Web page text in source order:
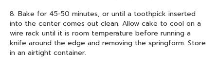
8. Bake for 45-50 minutes, or until a toothpick inserted
into the center comes out clean. Allow cake to cool on a
wire rack until it is room temperature before running a
knife around the edge and removing the springform. Store
in an airtight container.